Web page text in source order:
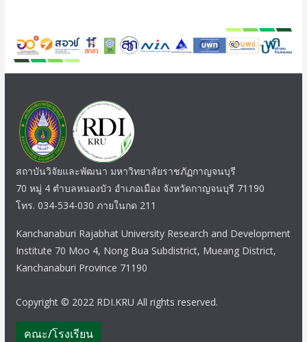
สถาบันวิจัยและพัฒนา มหาวิทยาลัยราชภัฏกาญจนบุรี
70 หมู่ 4 ตำบลหนองบัว อำเภอเมือง จังหวัดกาญจนบุรี 71190
โทร. 034-534-030 ภายในกด 211
Kanchanaburi Rajabhat University Research and Development
Institute 70 Moo 4, Nong Bua Subdistrict, Mueang District,
Kanchanaburi Province 71190
Copyright © 2022 RDI.KRU All rights reserved.
คณะ/โรงเรียน